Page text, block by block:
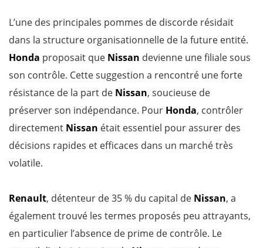
L’une des principales pommes de discorde résidait
dans la structure organisationnelle de la future entité.
Honda proposait que Nissan devienne une filiale sous
son contrôle. Cette suggestion a rencontré une forte
résistance de la part de Nissan, soucieuse de
préserver son indépendance. Pour Honda, contrôler
directement Nissan était essentiel pour assurer des
décisions rapides et efficaces dans un marché très
volatile.
Renault, détenteur de 35 % du capital de Nissan, a
également trouvé les termes proposés peu attrayants,
en particulier l’absence de prime de contrôle. Le